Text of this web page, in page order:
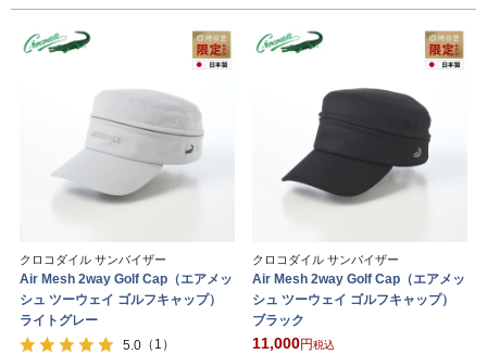
クロコダイル サンバイザー
Air Mesh 2way Golf Cap（エアメッ
シュ ツーウェイ ゴルフキャップ）
ライトグレー
5.0 （1）
クロコダイル サンバイザー
Air Mesh 2way Golf Cap（エアメッ
シュ ツーウェイ ゴルフキャップ）
ブラック
11,000
税込